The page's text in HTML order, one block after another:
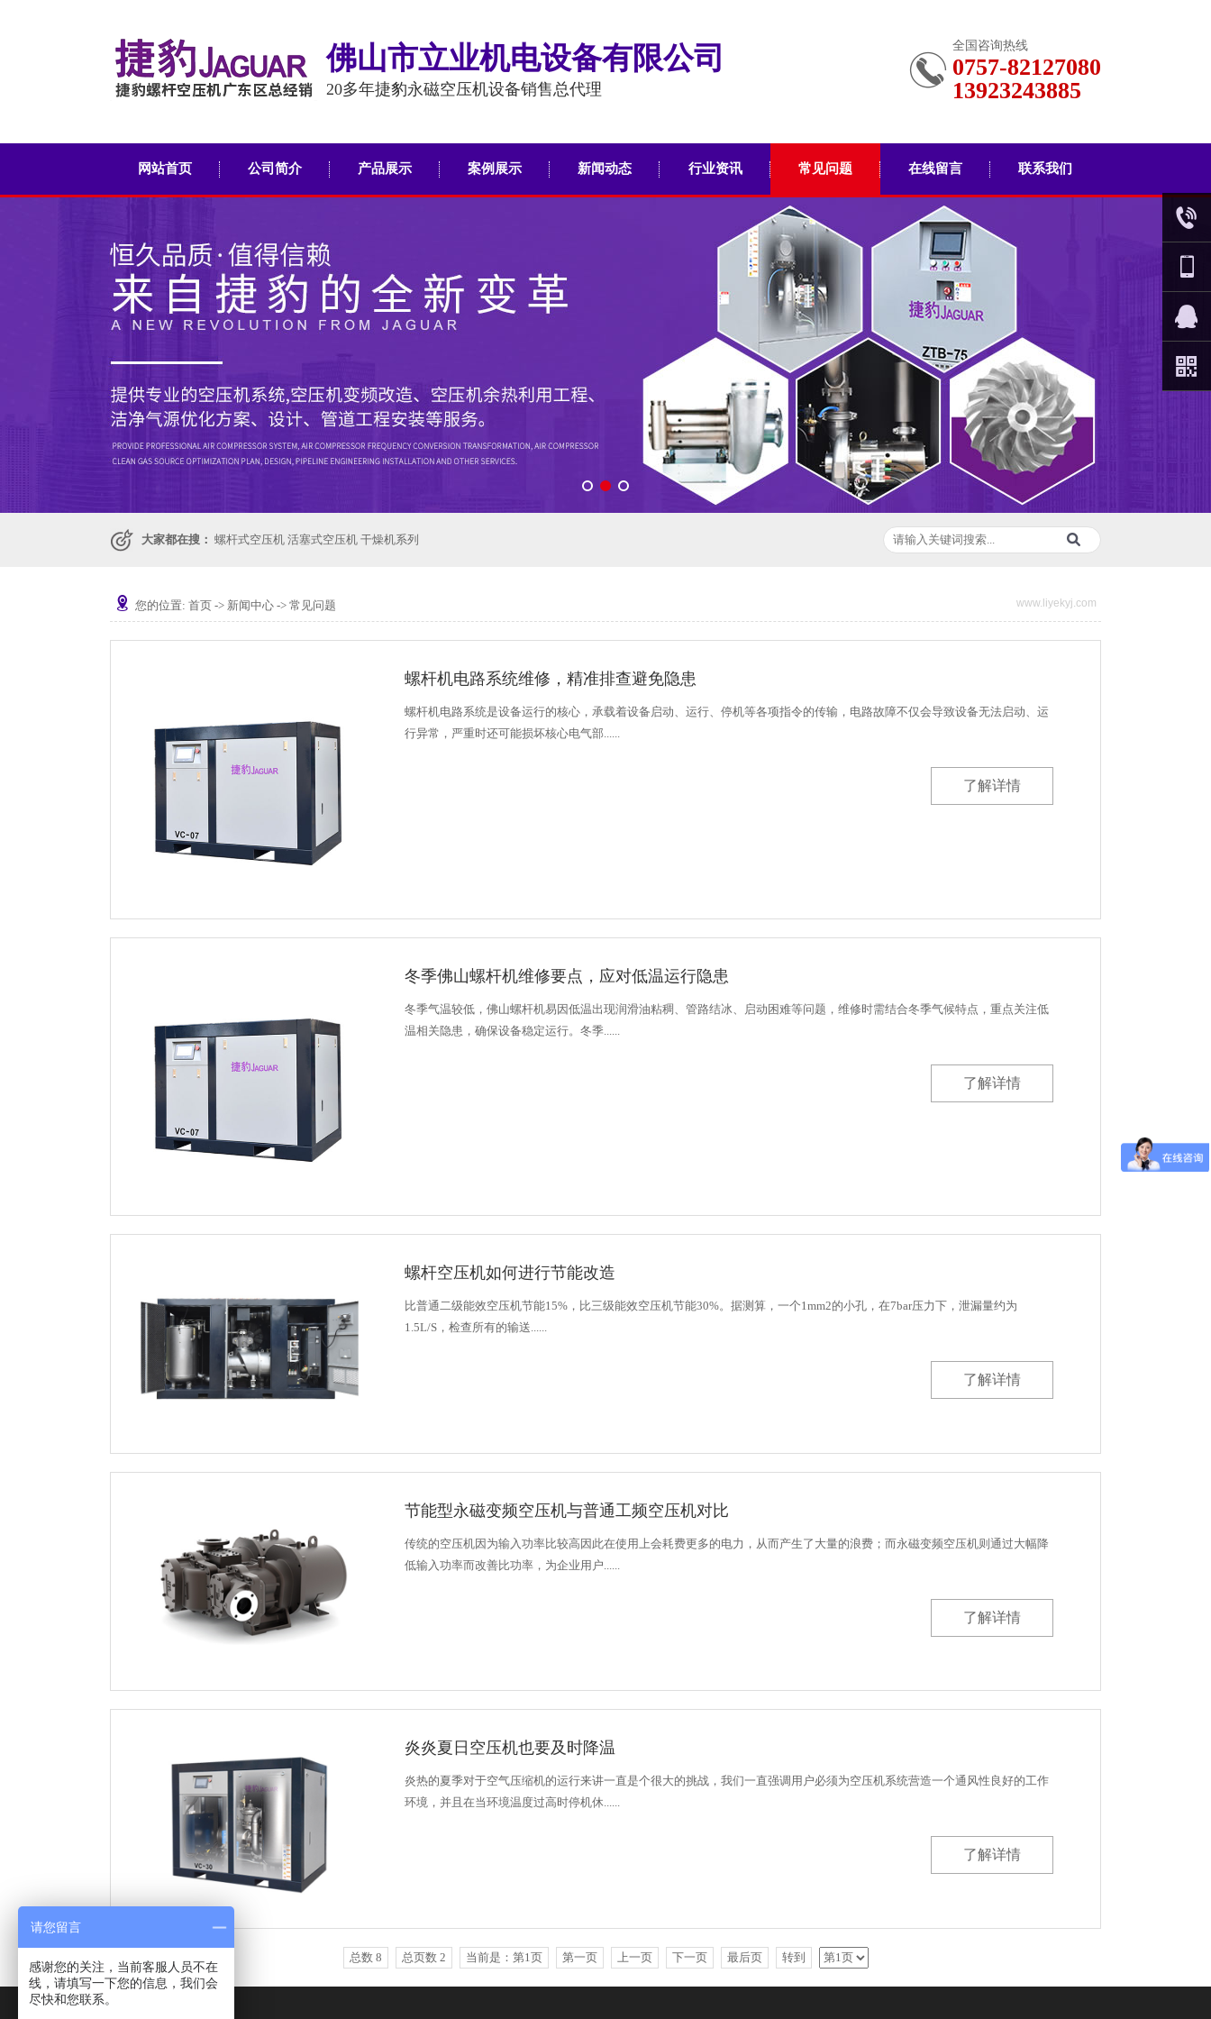
佛山市立业机电设备有限公司
20多年捷豹永磁空压机设备销售总代理
全国咨询热线
0757-82127080
13923243885
网站首页 公司简介 产品展示 案例展示 新闻动态 行业资讯 常见问题 在线留言 联系我们
大家都在搜： 螺杆式空压机 活塞式空压机 干燥机系列
您的位置: 首页 -> 新闻中心 -> 常见问题 www.liyekyj.com
螺杆机电路系统维修，精准排查避免隐患
螺杆机电路系统是设备运行的核心，承载着设备启动、运行、停机等各项指令的传输，电路故障不仅会导致设备无法启动、运
行异常，严重时还可能损坏核心电气部......
了解详情
冬季佛山螺杆机维修要点，应对低温运行隐患
冬季气温较低，佛山螺杆机易因低温出现润滑油粘稠、管路结冰、启动困难等问题，维修时需结合冬季气候特点，重点关注低
温相关隐患，确保设备稳定运行。冬季......
了解详情
螺杆空压机如何进行节能改造
比普通二级能效空压机节能15%，比三级能效空压机节能30%。据测算，一个1mm2的小孔，在7bar压力下，泄漏量约为
1.5L/S，检查所有的输送......
了解详情
节能型永磁变频空压机与普通工频空压机对比
传统的空压机因为输入功率比较高因此在使用上会耗费更多的电力，从而产生了大量的浪费；而永磁变频空压机则通过大幅降
低输入功率而改善比功率，为企业用户......
了解详情
炎炎夏日空压机也要及时降温
炎热的夏季对于空气压缩机的运行来讲一直是个很大的挑战，我们一直强调用户必须为空压机系统营造一个通风性良好的工作
环境，并且在当环境温度过高时停机休......
了解详情
总数 8 总页数 2 当前是：第1页 第一页 上一页 下一页 最后页 转到
请您留言
感谢您的关注，当前客服人员不在
线，请填写一下您的信息，我们会
尽快和您联系。